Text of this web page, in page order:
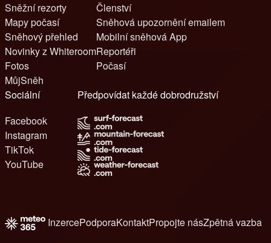
Sněžní rezorty
Mapy počasí
Sněhový přehled
Novinky z Whiteroom
Fotos
MůjSněh
Členství
Sněhová upozornění emailem
Mobilní sněhová App
Reportéři
Počasí
Sociální
Facebook
Instagram
TikTok
YouTube
Předpovídat každé dobrodružství
InzercePodporaKontaktPropojte násZpětná vazba